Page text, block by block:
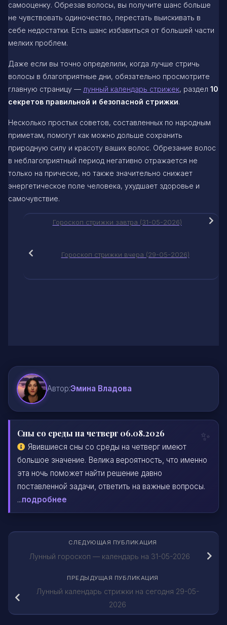
самооценку. Обрезав волосы, вы получите шанс больше
не чувствовать одиночество, перестать выискивать в
себе недостатки. Есть шанс избавиться от большей части
мелких проблем.
Даже если вы точно определили, когда лучше стричь
волосы в благоприятные дни, обязательно просмотрите
главную страницу — лунный календарь стрижек, раздел 10
секретов правильной и безопасной стрижки.
Несколько простых советов, составленных по народным
приметам, помогут как можно дольше сохранить
природную силу и красоту ваших волос. Обрезание волос
в неблагоприятный период негативно отражается не
только на прическе, но также значительно снижает
энергетическое поле человека, ухудшает здоровье и
самочувствие.
Гороскоп стрижки завтра (31-05-2026)
Гороскоп стрижки вчера (29-05-2026)
Автор:Эмина Владова
Сны со среды на четверг 06.08.2026
Явившиеся сны со среды на четверг имеют
большое значение. Велика вероятность, что именно
эта ночь поможет найти решение давно
поставленной задачи, ответить на важные вопросы.
...подробнее
СЛЕДУЮЩАЯ ПУБЛИКАЦИЯ
Лунный гороскоп — календарь на 31-05-2026
ПРЕДЫДУЩАЯ ПУБЛИКАЦИЯ
Лунный календарь стрижки на сегодня 29-05-
2026